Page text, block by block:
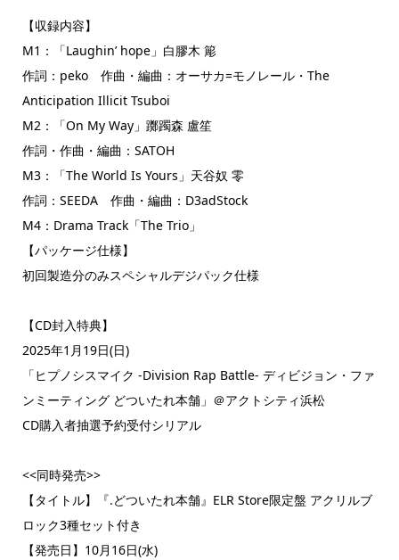
【収録内容】
M1：「Laughin’ hope」白膠木 簓
作詞：peko 作曲・編曲：オーサカ=モノレール・The
Anticipation Illicit Tsuboi
M2：「On My Way」躑躅森 盧笙
作詞・作曲・編曲：SATOH
M3：「The World Is Yours」天谷奴 零
作詞：SEEDA 作曲・編曲：D3adStock
M4：Drama Track「The Trio」
【パッケージ仕様】
初回製造分のみスペシャルデジパック仕様
【CD封入特典】
2025年1月19日(日)
「ヒプノシスマイク -Division Rap Battle- ディビジョン・ファ
ンミーティング どついたれ本舗」＠アクトシティ浜松
CD購入者抽選予約受付シリアル
<<同時発売>>
【タイトル】『.どついたれ本舗』ELR Store限定盤 アクリルブ
ロック3種セット付き
【発売日】10月16日(水)